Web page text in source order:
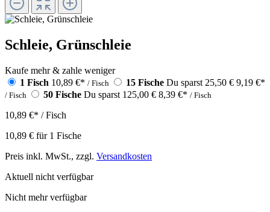
Schleie, Grünschleie
Kaufe mehr & zahle weniger
1 Fisch 10,89 €* / Fisch 15 Fische Du sparst 25,50 € 9,19 €*
/ Fisch 50 Fische Du sparst 125,00 € 8,39 €* / Fisch
10,89 €* / Fisch
10,89 € für 1 Fische
Preis inkl. MwSt., zzgl. Versandkosten
Aktuell nicht verfügbar
Nicht mehr verfügbar